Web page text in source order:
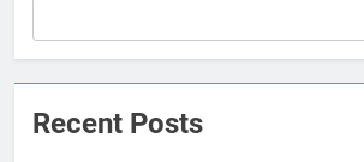
Recent Posts